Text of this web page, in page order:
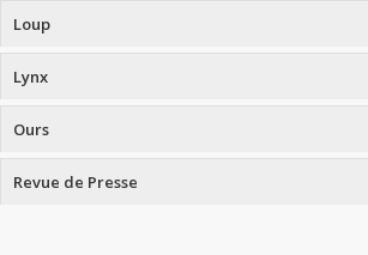
Loup
Lynx
Ours
Revue de Presse